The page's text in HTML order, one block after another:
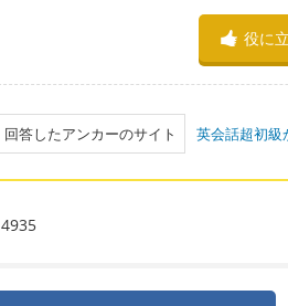
役に
回答したアンカーのサイト 英会話超初級
4935